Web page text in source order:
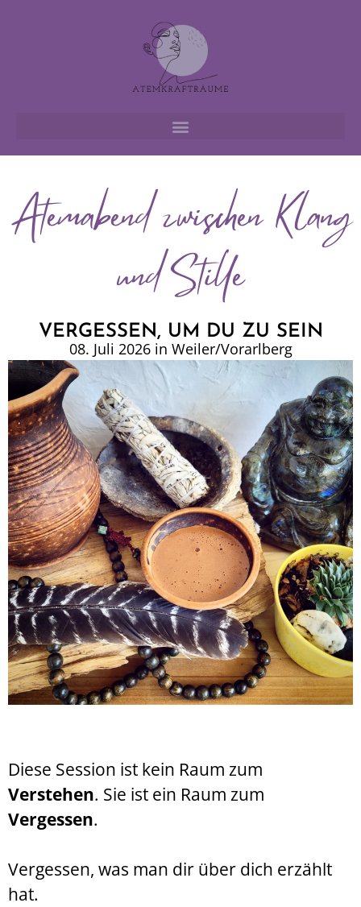
Atemabend zwischen Klang
und Stille
VERGESSEN, UM DU ZU SEIN
08. Juli 2026 in Weiler/Vorarlberg
Diese Session ist kein Raum zum
Verstehen. Sie ist ein Raum zum
Vergessen.
Vergessen, was man dir über dich erzählt
hat.